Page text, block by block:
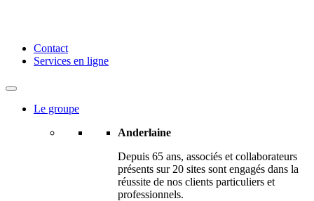
Anderlaine | Conseil – Expert comptable – Avocat – Audit
Contact
Services en ligne
Le groupe
Anderlaine
Depuis 65 ans, associés et collaborateurs
présents sur 20 sites sont engagés dans la
réussite de nos clients particuliers et
professionnels.